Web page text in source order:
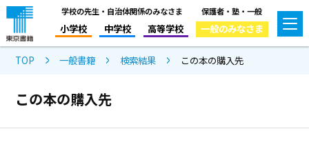
学校の先生・自治体関係のみなさま
小学校 中学校 高等学校
保護者・塾・一般
一般のみなさま
TOP 一般書籍 検索結果 この本の購入先
この本の購入先